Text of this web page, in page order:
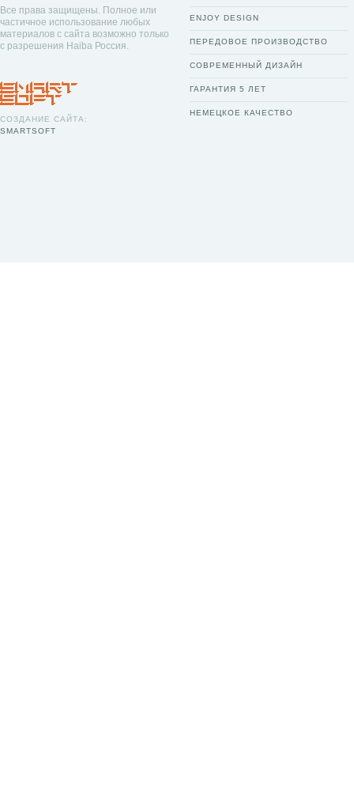
Все права защищены. Полное или
частичное использование любых
материалов с сайта возможно только
с разрешения Haiba Россия.
СОЗДАНИЕ САЙТА:
SMARTSOFT
ENJOY DESIGN
ПЕРЕДОВОЕ ПРОИЗВОДСТВО
СОВРЕМЕННЫЙ ДИЗАЙН
ГАРАНТИЯ 5 ЛЕТ
НЕМЕЦКОЕ КАЧЕСТВО